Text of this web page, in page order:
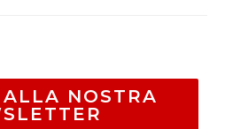
NOSTRA